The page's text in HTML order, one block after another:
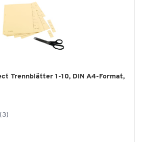
Trennblätter 1-10, DIN A4-Format,
(3)